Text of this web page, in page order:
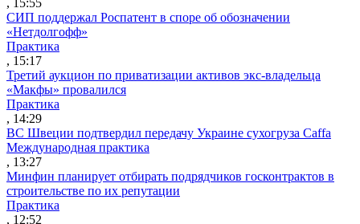
СИП поддержал Роспатент в споре об обозначении
«Нетдолгофф»
Практика
, 15:17
Третий аукцион по приватизации активов экс-владельца
«Макфы» провалился
Практика
, 14:29
ВС Швеции подтвердил передачу Украине сухогруза Caffa
Международная практика
, 13:27
Минфин планирует отбирать подрядчиков госконтрактов в
строительстве по их репутации
Практика
, 12:52